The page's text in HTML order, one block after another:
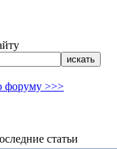
форуму >>>
статьи